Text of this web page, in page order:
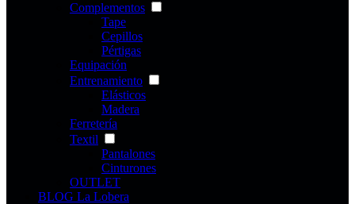
Complementos
Tape
Cepillos
Pértigas
Equipación
Entrenamiento
Elásticos
Madera
Ferretería
Textil
Pantalones
Cinturones
OUTLET
BLOG La Lobera